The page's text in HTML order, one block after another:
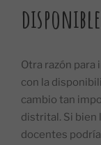
Otra razón
con la
cambio tan
distrital. Si bien
docentes